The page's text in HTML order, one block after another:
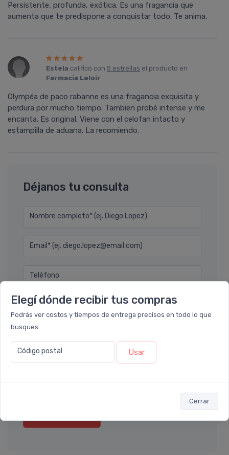
Elegí dónde recibir tus compras
Podrás ver costos y tiempos de entrega precisos en todo lo que
busques.
Código postal Usar
Cerrar
Persistente, profunda, exótica. Es una fragancia que
aumenta que te predispone a conquistar todo. Te anima.
Estela calificó con 5 estrellas el producto en
Farmacia Leloir.
Olympéa de paco rabanne es una fragancia exquisita y
perdura por mucho tiempo. Tambien probé intense y me
encanta. Es original. Viene con el celofan intacto y
estampilla de aduana. La recomiendo.
Déjanos tu consulta
Nombre completo* (ej. Diego Lopez)
Email* (ej. diego.lopez@email.com)
Teléfono
Ubicación